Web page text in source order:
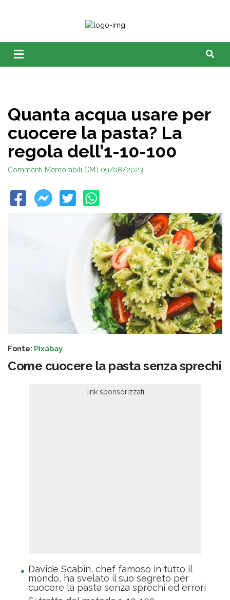
Quanta acqua usare per
cuocere la pasta? La
regola dell’1-10-100
Commenti Memorabili CM | 09/08/2023
Fonte: Pixabay
Come cuocere la pasta senza sprechi
Davide Scabin, chef famoso in tutto il
mondo, ha svelato il suo segreto per
cuocere la pasta senza sprechi ed errori